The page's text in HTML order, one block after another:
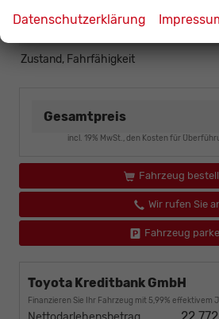
Zustand
Zustand, Fahrfähigkeit
Gesamtpreis
incl. 19% MwSt., den Kosten für
Fahrzeug
Wir rufen Sie
Fahrzeug
Toyota Kreditbank GmbH
Finanzieren Sie Ihr Fahrzeug mit 5,99% effektivem
Datenschutzerklärung